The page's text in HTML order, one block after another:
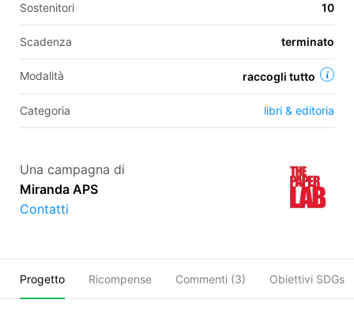
Sostenitori 10
Scadenza terminato
Modalità raccogli tutto
Categoria libri & editoria
Una campagna di
Miranda APS
Contatti
Progetto Ricompense Commenti (3) Obiettivi SDGs